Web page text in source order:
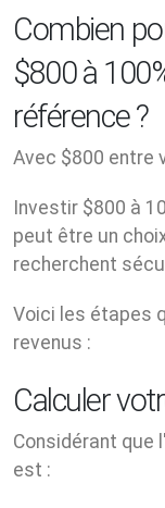
Combien
$800 à
référence ?
Avec $800 entre
Investir $800 à
peut être un
recherchent
Voici les étapes
revenus :
Calculer
Considérant que
est :